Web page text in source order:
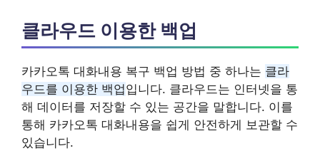
클라우드 이용한 백업
카카오톡 대화내용 복구 백업 방법 중 하나는 클라
우드를 이용한 백업입니다. 클라우드는 인터넷을 통
해 데이터를 저장할 수 있는 공간을 말합니다. 이를
통해 카카오톡 대화내용을 쉽게 안전하게 보관할 수
있습니다.